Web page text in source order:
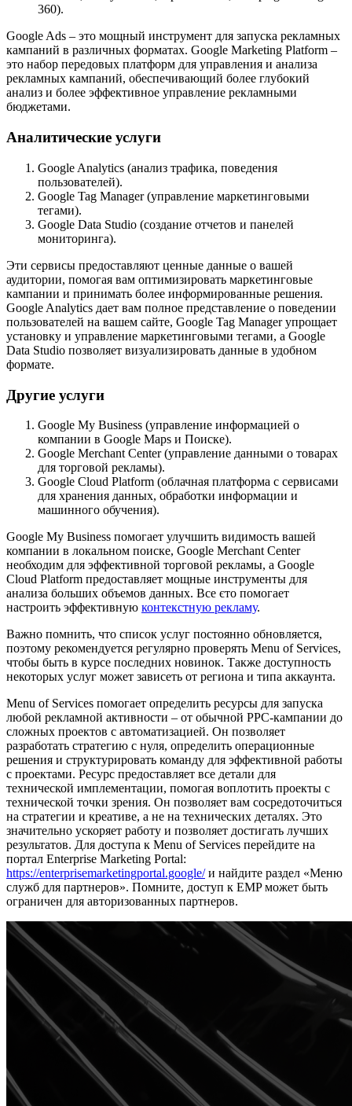
360).
Google Ads – это мощный инструмент для запуска рекламных
кампаний в различных форматах. Google Marketing Platform –
это набор передовых платформ для управления и анализа
рекламных кампаний, обеспечивающий более глубокий
анализ и более эффективное управление рекламными
бюджетами.
Аналитические услуги
Google Analytics (анализ трафика, поведения
пользователей).
Google Tag Manager (управление маркетинговыми
тегами).
Google Data Studio (создание отчетов и панелей
мониторинга).
Эти сервисы предоставляют ценные данные о вашей
аудитории, помогая вам оптимизировать маркетинговые
кампании и принимать более информированные решения.
Google Analytics дает вам полное представление о поведении
пользователей на вашем сайте, Google Tag Manager упрощает
установку и управление маркетинговыми тегами, а Google
Data Studio позволяет визуализировать данные в удобном
формате.
Другие услуги
Google My Business (управление информацией о
компании в Google Maps и Поиске).
Google Merchant Center (управление данными о товарах
для торговой рекламы).
Google Cloud Platform (облачная платформа с сервисами
для хранения данных, обработки информации и
машинного обучения).
Google My Business помогает улучшить видимость вашей
компании в локальном поиске, Google Merchant Center
необходим для эффективной торговой рекламы, а Google
Cloud Platform предоставляет мощные инструменты для
анализа больших объемов данных. Все єто помогает
настроить эффективную контекстную рекламу.
Важно помнить, что список услуг постоянно обновляется,
поэтому рекомендуется регулярно проверять Menu of Services,
чтобы быть в курсе последних новинок. Также доступность
некоторых услуг может зависеть от региона и типа аккаунта.
Menu of Services помогает определить ресурсы для запуска
любой рекламной активности – от обычной PPC-кампании до
сложных проектов с автоматизацией. Он позволяет
разработать стратегию с нуля, определить операционные
решения и структурировать команду для эффективной работы
с проектами. Ресурс предоставляет все детали для
технической имплементации, помогая воплотить проекты с
технической точки зрения. Он позволяет вам сосредоточиться
на стратегии и креативе, а не на технических деталях. Это
значительно ускоряет работу и позволяет достигать лучших
результатов. Для доступа к Menu of Services перейдите на
портал Enterprise Marketing Portal:
https://enterprisemarketingportal.google/и найдите раздел «Меню
служб для партнеров». Помните, доступ к EMP может быть
ограничен для авторизованных партнеров.